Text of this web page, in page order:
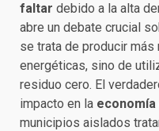
faltar debido a la alta
abre un debate crucial
se trata de producir
energéticas, sino de
residuo cero. El
impacto en la
municipios aislados